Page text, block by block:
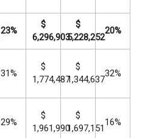
23%
$
6,296,903
$
5,228,252
20%
31%
$
1,774,487
$
1,344,637
32%
29%
$
1,961,990
$
1,697,151
16%